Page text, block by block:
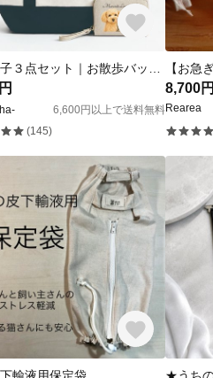
6,600円以上で送料無料
(145)
8,700円
Rearea